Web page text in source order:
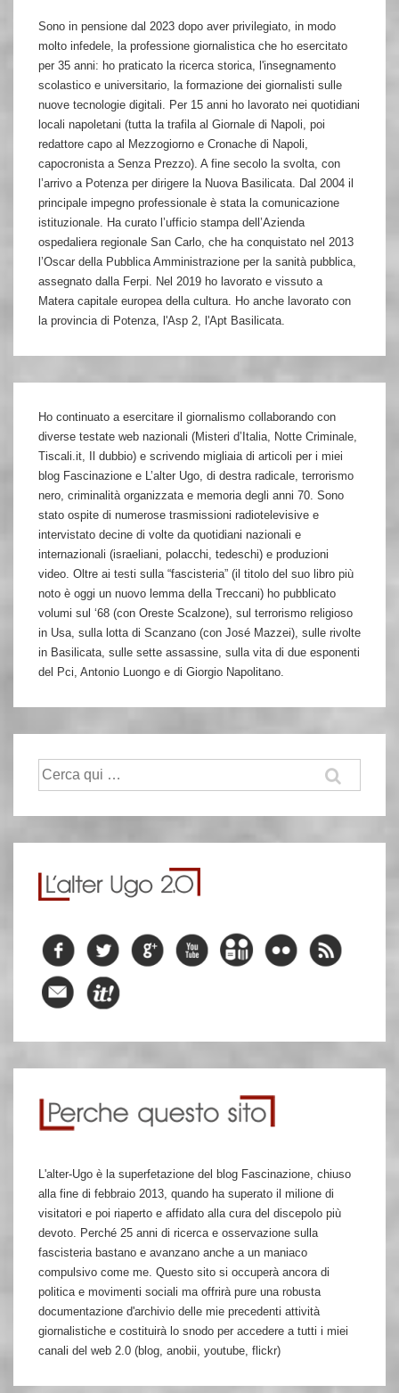
Sono in pensione dal 2023 dopo aver privilegiato, in modo
molto infedele, la professione giornalistica che ho esercitato
per 35 anni: ho praticato la ricerca storica, l'insegnamento
scolastico e universitario, la formazione dei giornalisti sulle
nuove tecnologie digitali. Per 15 anni ho lavorato nei quotidiani
locali napoletani (tutta la trafila al Giornale di Napoli, poi
redattore capo al Mezzogiorno e Cronache di Napoli,
capocronista a Senza Prezzo). A fine secolo la svolta, con
l’arrivo a Potenza per dirigere la Nuova Basilicata. Dal 2004 il
principale impegno professionale è stata la comunicazione
istituzionale. Ha curato l’ufficio stampa dell’Azienda
ospedaliera regionale San Carlo, che ha conquistato nel 2013
l’Oscar della Pubblica Amministrazione per la sanità pubblica,
assegnato dalla Ferpi. Nel 2019 ho lavorato e vissuto a
Matera capitale europea della cultura. Ho anche lavorato con
la provincia di Potenza, l'Asp 2, l'Apt Basilicata.
Ho continuato a esercitare il giornalismo collaborando con
diverse testate web nazionali (Misteri d’Italia, Notte Criminale,
Tiscali.it, Il dubbio) e scrivendo migliaia di articoli per i miei
blog Fascinazione e L’alter Ugo, di destra radicale, terrorismo
nero, criminalità organizzata e memoria degli anni 70. Sono
stato ospite di numerose trasmissioni radiotelevisive e
intervistato decine di volte da quotidiani nazionali e
internazionali (israeliani, polacchi, tedeschi) e produzioni
video. Oltre ai testi sulla “fascisteria” (il titolo del suo libro più
noto è oggi un nuovo lemma della Treccani) ho pubblicato
volumi sul ‘68 (con Oreste Scalzone), sul terrorismo religioso
in Usa, sulla lotta di Scanzano (con José Mazzei), sulle rivolte
in Basilicata, sulle sette assassine, sulla vita di due esponenti
del Pci, Antonio Luongo e di Giorgio Napolitano.
Cerca:
L'alter-Ugo è la superfetazione del blog Fascinazione, chiuso
alla fine di febbraio 2013, quando ha superato il milione di
visitatori e poi riaperto e affidato alla cura del discepolo più
devoto. Perché 25 anni di ricerca e osservazione sulla
fascisteria bastano e avanzano anche a un maniaco
compulsivo come me. Questo sito si occuperà ancora di
politica e movimenti sociali ma offrirà pure una robusta
documentazione d'archivio delle mie precedenti attività
giornalistiche e costituirà lo snodo per accedere a tutti i miei
canali del web 2.0 (blog, anobii, youtube, flickr)